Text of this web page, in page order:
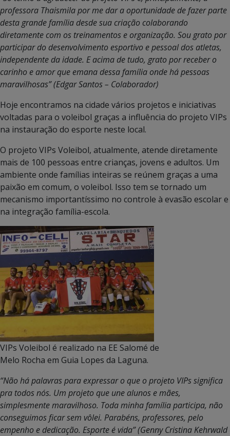
professora Thaismila por me dar a oportunidade de fazer parte
desta grande família desde sua criação colaborando
diretamente com os treinamentos e organização. Sou grato por
participar do desenvolvimento esportivo e pessoal dos atletas,
independente da idade. E acima de tudo, grato por receber o
carinho e amor que emana dessa família onde há pessoas
maravilhosas” (Edgar Santos – Colaborador)
Hoje encontramos na cidade vários projetos e iniciativas
voltadas para o voleibol graças a influência do projeto VIPs
na instauração do esporte neste local.
O projeto VIPs Voleibol, atualmente, atende diretamente
mais de 100 pessoas entre crianças, jovens e adultos. Um
ambiente onde famílias inteiras se reúnem graças a uma
paixão em comum, o voleibol. Isso tem se tornado um
mecanismo importantíssimo no controle à evasão escolar e
na integração família-escola.
VIPs Voleibol é realizado na EE Salomé de
Melo Rocha em Guia Lopes da Laguna.
“Não há palavras para expressar o que o projeto VIPs significa
pra todos nós. Um projeto que une alunos e mães,
simplesmente maravilhoso. Toda minha família participa, não
conseguimos ficar sem vôlei. Parabéns, professores, pelo
empenho e dedicação. Esporte é vida” (Genny Cristina Kehrwald